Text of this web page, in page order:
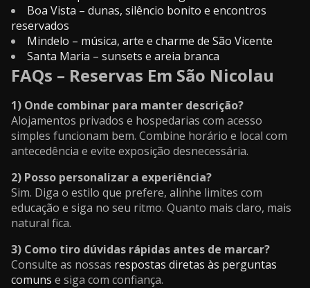
Boa Vista – dunas, silêncio bonito e encontros
reservados
Mindelo – música, arte e charme de São Vicente
Santa Maria – sunsets e areia branca
FAQs – Reservas Em São Nicolau
1) Onde combinar para manter descrição?
Alojamentos privados e hospedarias com acesso
simples funcionam bem. Combine horário e local com
antecedência e evite exposição desnecessária.
2) Posso personalizar a experiência?
Sim. Diga o estilo que prefere, alinhe limites com
educação e siga no seu ritmo. Quanto mais claro, mais
natural fica.
3) Como tiro dúvidas rápidas antes de marcar?
Consulte as nossas respostas diretas às perguntas
comuns e siga com confiança.